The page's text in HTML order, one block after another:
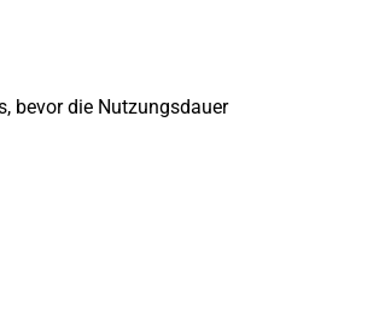
bevor die Nutzungsdauer